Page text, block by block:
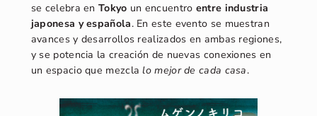
se celebra enTokyo un encuentro entre industria
japonesa y española. En este evento se muestran
avances y desarrollos realizados en ambas regiones,
y se potencia la creación de nuevas conexiones en
un espacio que mezclalo mejor de cada casa.